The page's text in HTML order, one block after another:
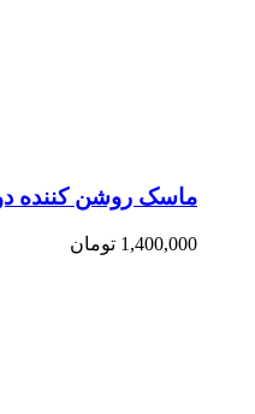
ماسک روشن
1,400,000 تومان